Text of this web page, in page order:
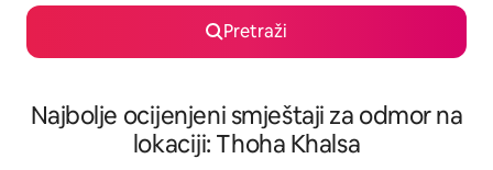
Pretraži
Najbolje ocijenjeni smještaji za odmor na
lokaciji: Thoha Khalsa